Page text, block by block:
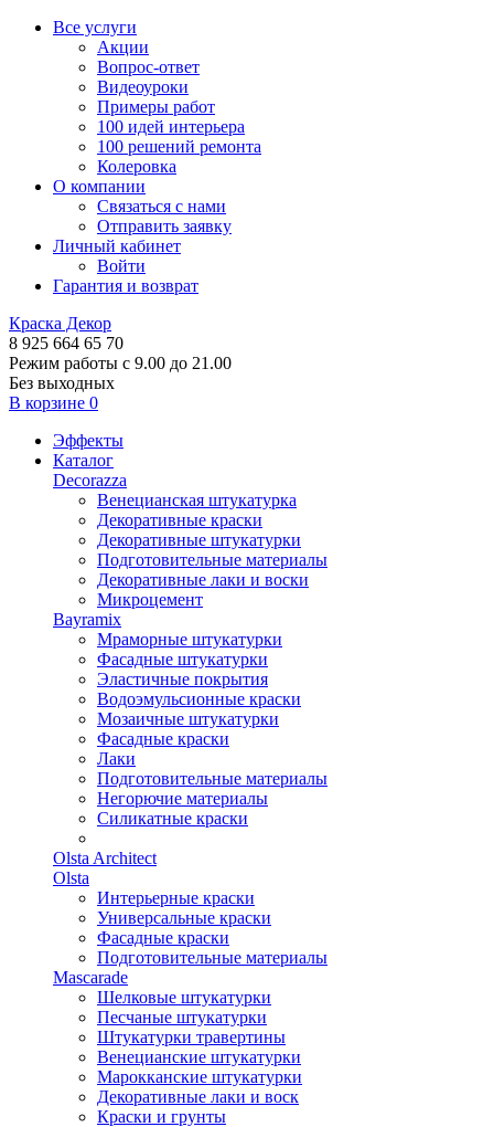
Все услуги
Акции
Вопрос-ответ
Видеоуроки
Примеры работ
100 идей интерьера
100 решений ремонта
Колеровка
О компании
Связаться с нами
Отправить заявку
Личный кабинет
Войти
Гарантия и возврат
Краска Декор
8 925 664 65 70
Режим работы с 9.00 до 21.00
Без выходных
В корзине 0
Эффекты
Каталог
Decorazza
Венецианская штукатурка
Декоративные краски
Декоративные штукатурки
Подготовительные материалы
Декоративные лаки и воски
Микроцемент
Bayramix
Мраморные штукатурки
Фасадные штукатурки
Эластичные покрытия
Водоэмульсионные краски
Мозаичные штукатурки
Фасадные краски
Лаки
Подготовительные материалы
Негорючие материалы
Силикатные краски
Olsta Architect
Olsta
Интерьерные краски
Универсальные краски
Фасадные краски
Подготовительные материалы
Mascarade
Шелковые штукатурки
Песчаные штукатурки
Штукатурки травертины
Венецианские штукатурки
Марокканские штукатурки
Декоративные лаки и воск
Краски и грунты